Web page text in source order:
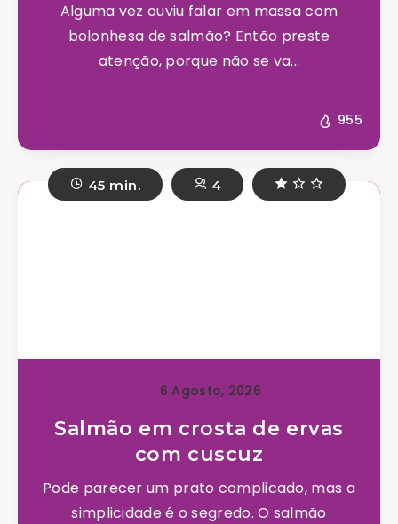
Alguma vez ouviu falar em massa com
bolonhesa de salmão? Então preste
atenção, porque não se va...
955
45 min. 4
6 Agosto, 2026
Salmão em crosta de ervas
com cuscuz
Pode parecer um prato complicado, mas a
simplicidade é o segredo. O salmão